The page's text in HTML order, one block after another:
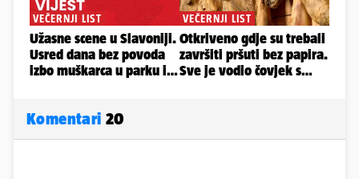
Komentari 20